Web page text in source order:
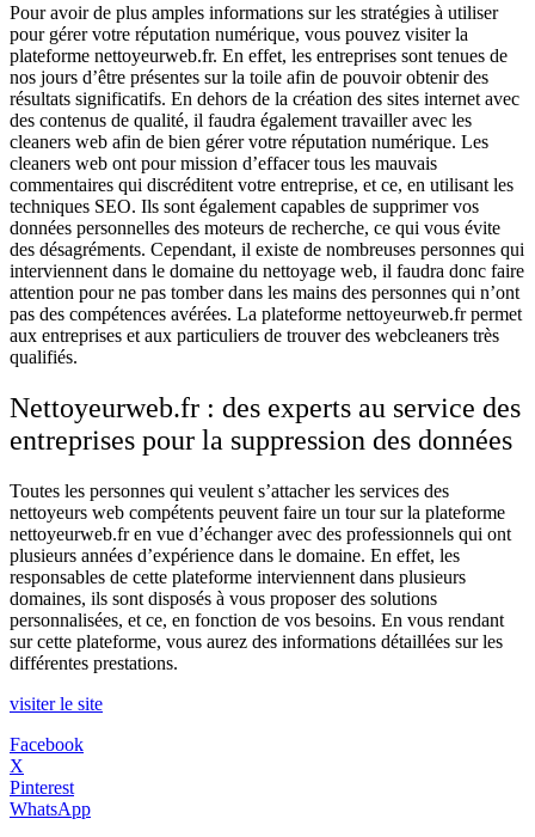
Pour avoir de plus amples informations sur les stratégies à utiliser
pour gérer votre réputation numérique, vous pouvez visiter la
plateforme nettoyeurweb.fr. En effet, les entreprises sont tenues de
nos jours d’être présentes sur la toile afin de pouvoir obtenir des
résultats significatifs. En dehors de la création des sites internet avec
des contenus de qualité, il faudra également travailler avec les
cleaners web afin de bien gérer votre réputation numérique. Les
cleaners web ont pour mission d’effacer tous les mauvais
commentaires qui discréditent votre entreprise, et ce, en utilisant les
techniques SEO. Ils sont également capables de supprimer vos
données personnelles des moteurs de recherche, ce qui vous évite
des désagréments. Cependant, il existe de nombreuses personnes qui
interviennent dans le domaine du nettoyage web, il faudra donc faire
attention pour ne pas tomber dans les mains des personnes qui n’ont
pas des compétences avérées. La plateforme nettoyeurweb.fr permet
aux entreprises et aux particuliers de trouver des webcleaners très
qualifiés.
Nettoyeurweb.fr : des experts au service des
entreprises pour la suppression des données
Toutes les personnes qui veulent s’attacher les services des
nettoyeurs web compétents peuvent faire un tour sur la plateforme
nettoyeurweb.fr en vue d’échanger avec des professionnels qui ont
plusieurs années d’expérience dans le domaine. En effet, les
responsables de cette plateforme interviennent dans plusieurs
domaines, ils sont disposés à vous proposer des solutions
personnalisées, et ce, en fonction de vos besoins. En vous rendant
sur cette plateforme, vous aurez des informations détaillées sur les
différentes prestations.
visiter le site
Facebook
X
Pinterest
WhatsApp